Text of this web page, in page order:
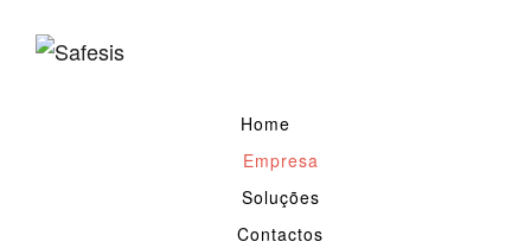
Home
Empresa
Soluções
Contactos